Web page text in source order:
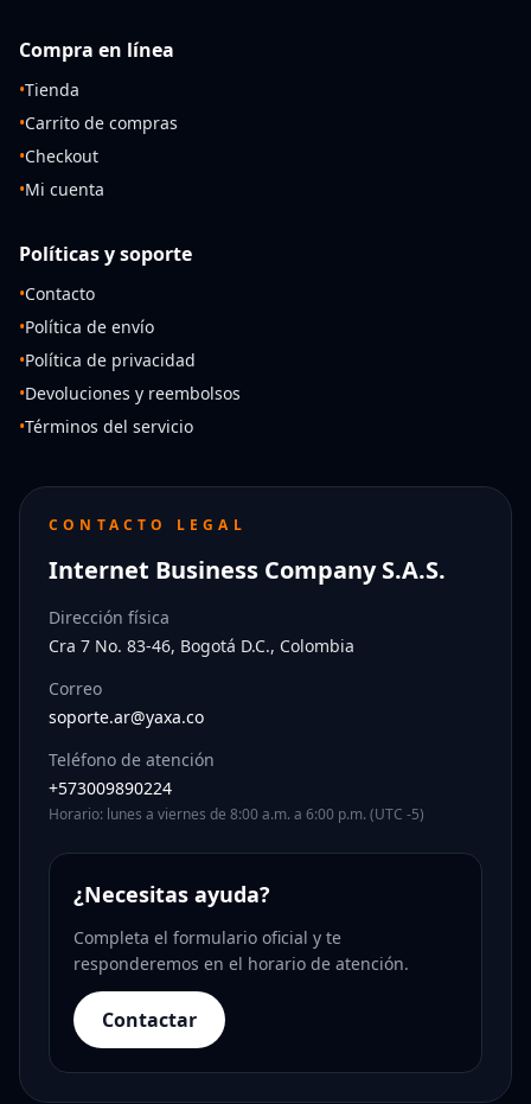
Compra en línea
•Tienda
•Carrito de compras
•Checkout
•Mi cuenta
Políticas y soporte
•Contacto
•Política de envío
•Política de privacidad
•Devoluciones y reembolsos
•Términos del servicio
CONTACTO LEGAL
Internet Business Company S.A.S.
Dirección física
Cra 7 No. 83-46, Bogotá D.C., Colombia
Correo
soporte.ar@yaxa.co
Teléfono de atención
+573009890224
Horario: lunes a viernes de 8:00 a.m. a 6:00 p.m. (UTC -5)
¿Necesitas ayuda?
Completa el formulario oficial y te
responderemos en el horario de atención.
Contactar